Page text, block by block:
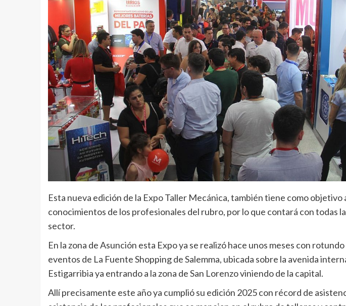
Esta nueva edición de la Expo Taller Mecánica, también tiene como objetivo
conocimientos de los profesionales del rubro, por lo que contará con todas
sector.
En la zona de Asunción esta Expo ya se realizó hace unos meses con
eventos de La Fuente Shopping de Salemma, ubicada sobre la avenida
Estigarribia ya entrando a la zona de San Lorenzo viniendo de la capital.
Allí precisamente este año ya cumplió su edición 2025 con récord de